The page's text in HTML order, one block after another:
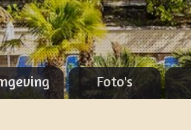
Foto's